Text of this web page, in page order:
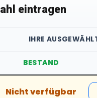
eintragen
IHRE
BESTAND
Nicht verfügbar